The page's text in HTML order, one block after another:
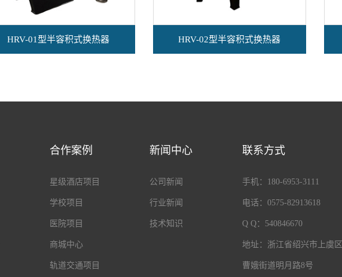
HRV-01型半容积式换热器 HRV-02型半容积式换热器
合作案例
星级酒店项目
学校项目
医院项目
商城中心
轨道交通项目
新闻中心
公司新闻
行业新闻
技术知识
联系方式
手机：180-6953-3111
电话：0575-82913618
Q Q：540846670
地址：浙江省绍兴市上虞区
曹娥街道明月路8号